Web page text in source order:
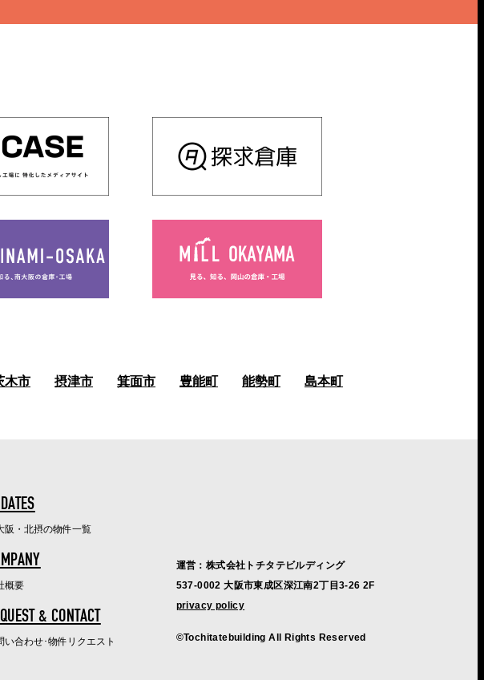
木市 摂津市 箕面市 豊能町 能勢町 島本町
阪・北摂の物件一覧
概要
& CONTACT
い合わせ･物件リクエスト
運営：株式会社トチタテビルディング
537-0002 大阪市東成区深江南2丁目3-26 2F
privacy policy
©Tochitatebuilding All Rights Reserved